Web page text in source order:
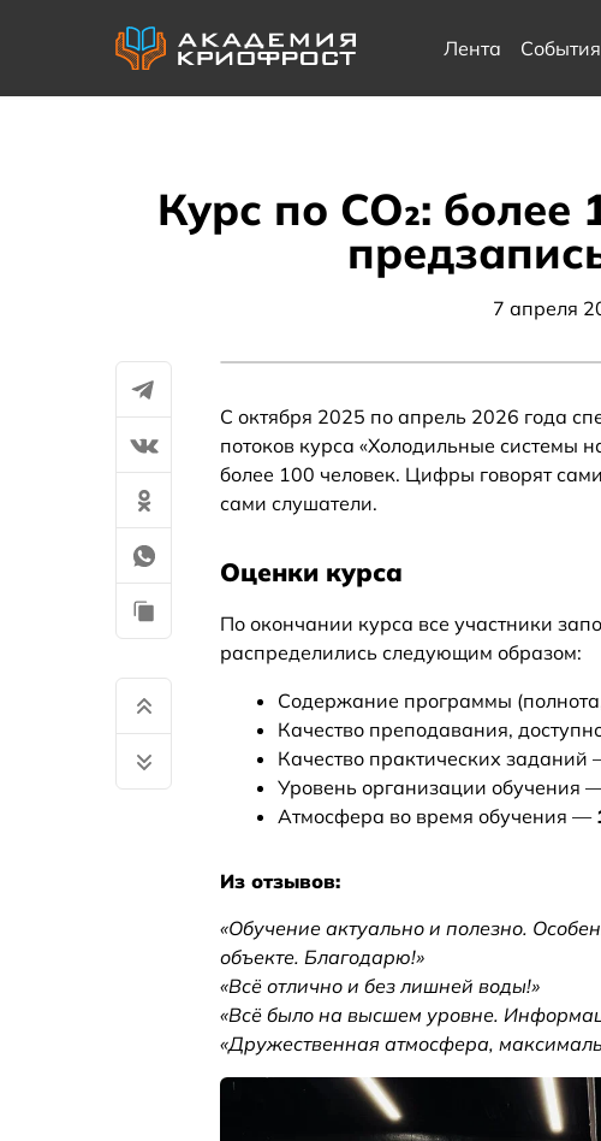
Лента События
Курс по CO₂:
7 апреля
С октября 2025 по апрель 2026 года
потоков курса «Холодильные системы
более 100 человек. Цифры говорят
сами слушатели.
Оценки курса
По окончании курса все участники
распределились следующим образом:
Содержание программы
Качество преподавания,
Качество практических заданий
Уровень организации обучения
Атмосфера во время обучения —
Из отзывов:
«Обучение актуально и полезно.
объекте. Благодарю!»
«Всё отлично и без лишней воды!»
«Всё было на высшем уровне.
«Дружественная атмосфера,